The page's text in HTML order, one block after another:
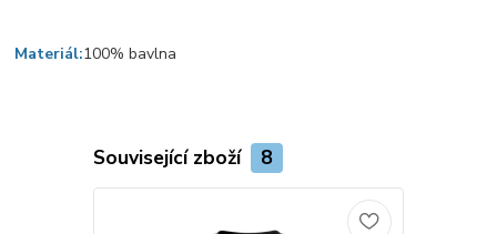
Materiál:100% bavlna
Související zboží 8